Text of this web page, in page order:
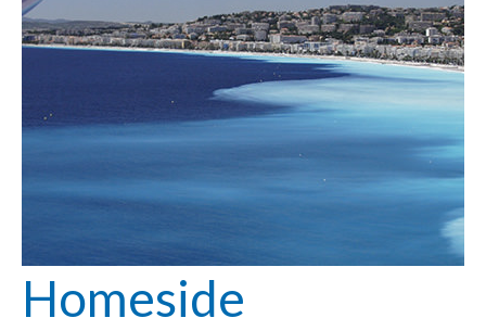
Homeside